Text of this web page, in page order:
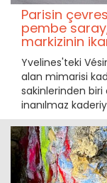
Parisin
pembe
markizinin
Yvelines'teki
alan mimarisi
sakinlerinden biri
inanılmaz